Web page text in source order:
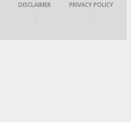
DISCLAIMER
PRIVACY POLICY